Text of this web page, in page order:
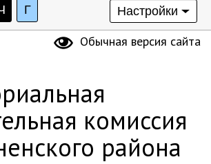
Г Настройки
Обычная версия сайта
комиссия
района